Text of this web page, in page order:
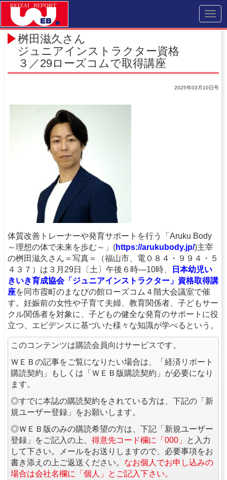
桝田滋久さん
ジュニアインストラクター資格
３／29ローズコムで取得講座
2025年03月10日号
体質改善トレーナーや発育サポートを行う「Aruku Body
～理想の体で未来を歩む～」(https://arukubody.jp/)主宰
の桝田滋久さん＝写真＝（福山市、電０８４・９９４・５
４３７）は３月29日〔土〕午後６時—10時、
日本幼児い
きいき育成協会「ジュニアインストラクター」資格取得講
座を同市霞町のまなびの館ローズコム４階大会議室で催
す。妊娠前の女性や子育て夫婦、教育関係者、子どもサー
クル関係者を対象に、子どもの健全な発育のサポートに役
立つ、エビデンスに基づいた様々な知識が学べるという。
このコンテンツは購読会員向けサービスです。
ＷＥＢの記事をご覧になりたい場合は、「経済リポート
購読契約」もしくは「ＷＥＢ版購読契約」が必要になり
ます。
◎すでに本誌の購読契約をされている方は、下記の「新
規ユーザー登録」をお願いします。
◎ＷＥＢ版のみの購読希望の方は、下記「新規ユーザー
登録」をご記入の上、 得意先コード欄に「000」
と入力
して下さい。メールをお送りしますので、必要事項をお
書き添えの上ご返送ください。 なお個人でお申し込みの
場合は会社名欄に「個人」とご記入下さい。